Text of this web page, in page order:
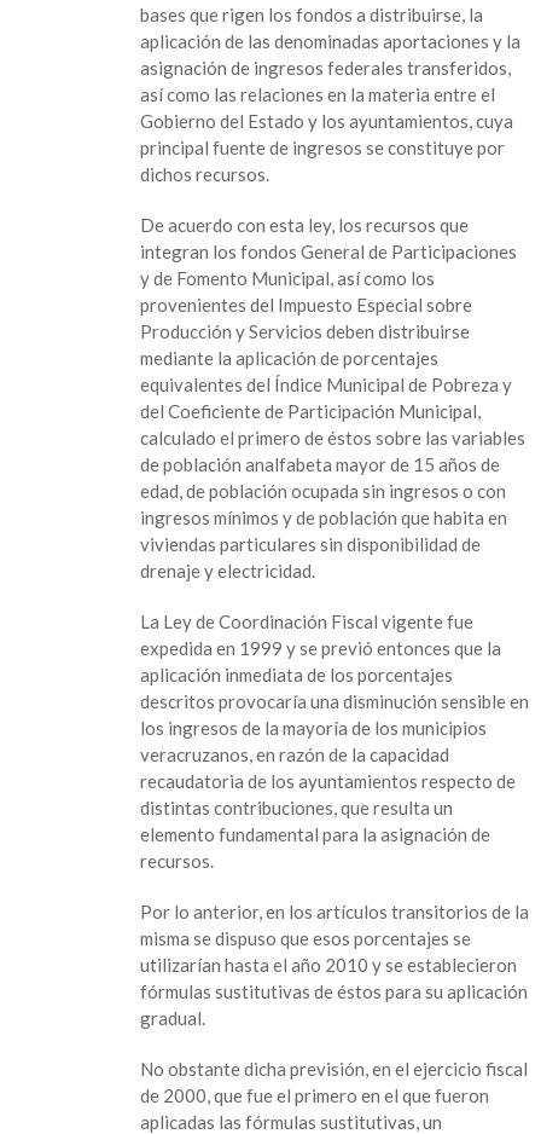
bases que rigen los fondos a distribuirse, la
aplicación de las denominadas aportaciones y la
asignación de ingresos federales transferidos,
así como las relaciones en la materia entre el
Gobierno del Estado y los ayuntamientos, cuya
principal fuente de ingresos se constituye por
dichos recursos.
De acuerdo con esta ley, los recursos que
integran los fondos General de Participaciones
y de Fomento Municipal, así como los
provenientes del Impuesto Especial sobre
Producción y Servicios deben distribuirse
mediante la aplicación de porcentajes
equivalentes del Índice Municipal de Pobreza y
del Coeficiente de Participación Municipal,
calculado el primero de éstos sobre las variables
de población analfabeta mayor de 15 años de
edad, de población ocupada sin ingresos o con
ingresos mínimos y de población que habita en
viviendas particulares sin disponibilidad de
drenaje y electricidad.
La Ley de Coordinación Fiscal vigente fue
expedida en 1999 y se previó entonces que la
aplicación inmediata de los porcentajes
descritos provocaría una disminución sensible en
los ingresos de la mayoría de los municipios
veracruzanos, en razón de la capacidad
recaudatoria de los ayuntamientos respecto de
distintas contribuciones, que resulta un
elemento fundamental para la asignación de
recursos.
Por lo anterior, en los artículos transitorios de la
misma se dispuso que esos porcentajes se
utilizarían hasta el año 2010 y se establecieron
fórmulas sustitutivas de éstos para su aplicación
gradual.
No obstante dicha previsión, en el ejercicio fiscal
de 2000, que fue el primero en el que fueron
aplicadas las fórmulas sustitutivas, un